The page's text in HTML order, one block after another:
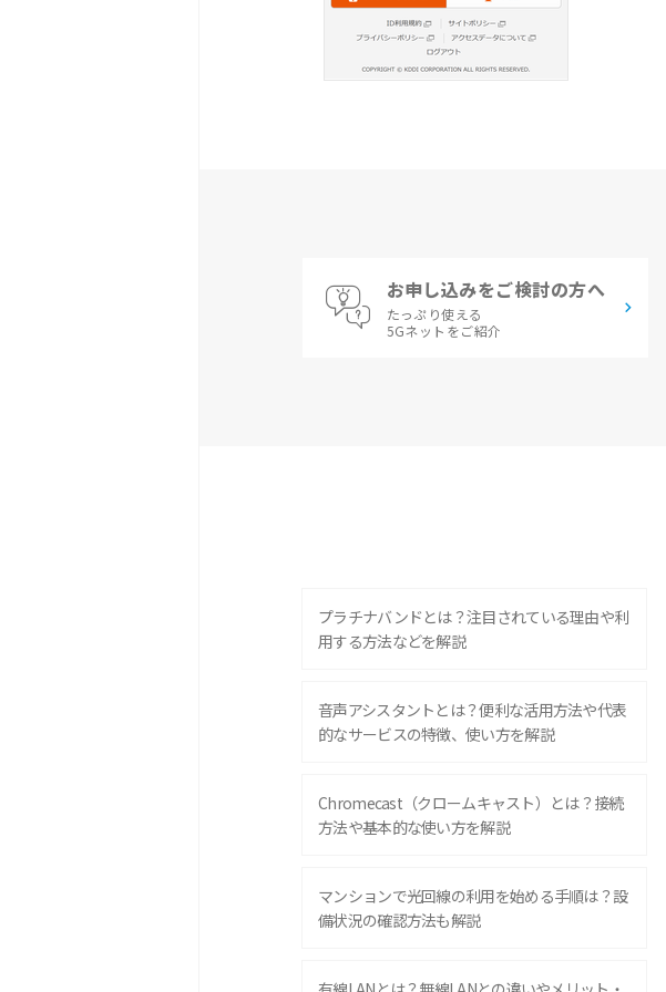
お申し込みをご検討の方へ
たっぷり使える
5Gネットをご紹介
プラチナバンドとは？注目されている理由や利
用する方法などを解説
音声アシスタントとは？便利な活用方法や代表
的なサービスの特徴、使い方を解説
Chromecast（クロームキャスト）とは？接続
方法や基本的な使い方を解説
マンションで光回線の利用を始める手順は？設
備状況の確認方法も解説